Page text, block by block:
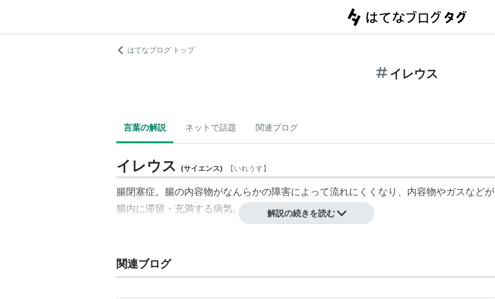
はてなブログ トップ
イレウス
言葉の解説 ネットで話題 関連ブログ
イレウス (サイエンス) 【いれうす】
腸閉塞症。腸の内容物がなんらかの障害によって流れにくくなり、内容物やガスなどが
腸内に滞留・充満する病気。腸捻転。解説の続きを読む
関連ブログ